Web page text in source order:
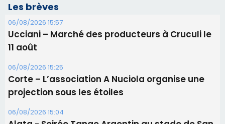
Alata - Soirée Tango Argentin au stade de San
Benedetto
05/08/2026 09:53
Biguglia : messe de la Sainte-Marie et
procession le 14 août
31/07/2026 08:24
Tennis - Début ce week-end du tournoi du
RCPV